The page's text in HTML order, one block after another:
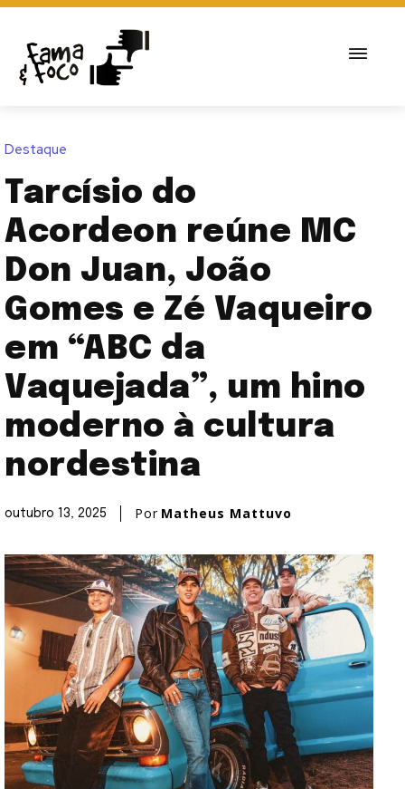
Destaque
Tarcísio do
Acordeon reúne MC
Don Juan, João
Gomes e Zé Vaqueiro
em “ABC da
Vaquejada”, um hino
moderno à cultura
nordestina
outubro 13, 2025 Por Matheus Mattuvo